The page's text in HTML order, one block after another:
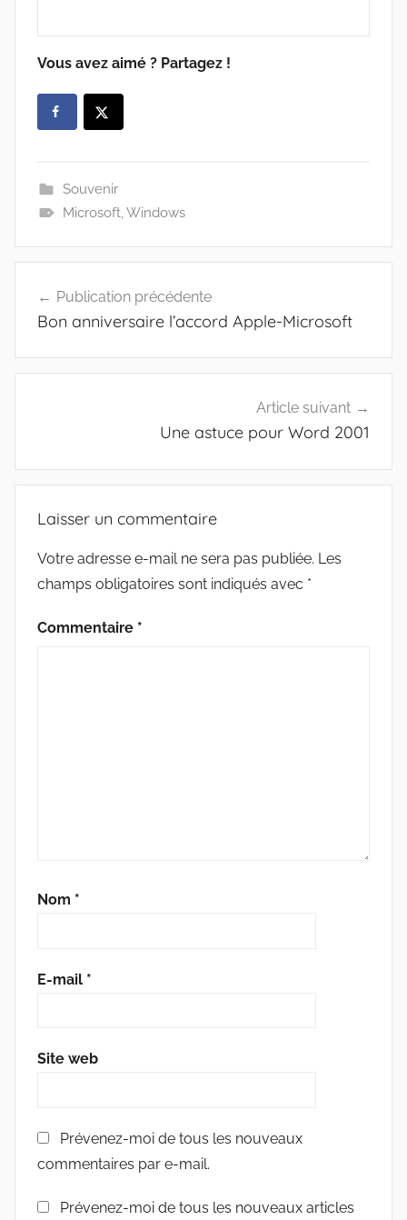
Vous avez aimé ? Partagez !
Souvenir
Microsoft,Windows
de
Publication précédente
Bon anniversaire l’accord Apple-Microsoft
Article suivant
Une astuce pour Word 2001
Laisser un commentaire
Votre adresse e-mail ne sera pas publiée. Les
champs obligatoires sont indiqués avec *
Commentaire *
Nom *
E-mail *
Site web
Prévenez-moi de tous les nouveaux
commentaires par e-mail.
Prévenez-moi de tous les nouveaux articles